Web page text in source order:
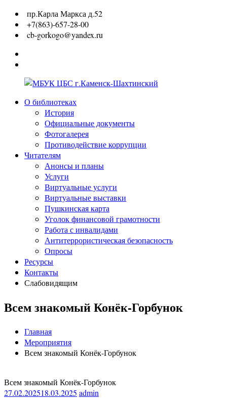
Перейти
содержимому
пр.Карла Маркса д.52
+7(863)-657-28-00
cb-gorkogo@yandex.ru
г.Каменск-
Шахтинский
О библиотеках
История
Официальные документы
Фотогалерея
Противодействие коррупции
Читателям
Анонсы и планы
Услуги
Виртуальные услуги
Виртуальные выставки
Пушкинская карта
Уголок финансовой грамотности
Работа с инвалидами
Антитеррористическая безопасность
Опросы
Ресурсы
Контакты
Слабовидящим
Всем знакомый Конёк-Горбунок
Главная
Мероприятия
Всем знакомый Конёк-Горбунок
Всем знакомый Конёк-Горбунок
27.02.202518.03.2025 admin